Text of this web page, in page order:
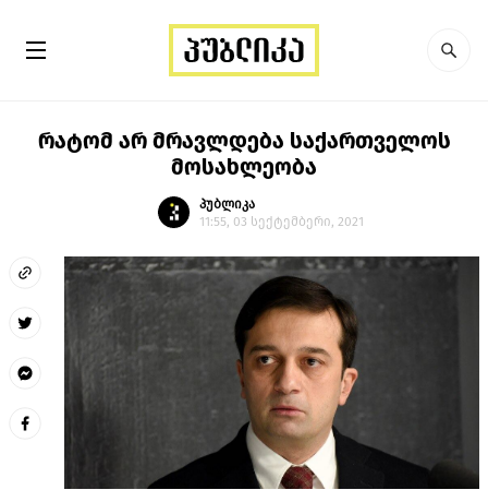
რატომ არ მრავლდება საქართველოს
მოსახლეობა
პუბლიკა
11:55, 03 სექტემბერი, 2021